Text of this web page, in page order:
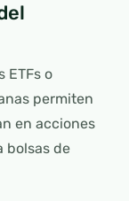
ETFs o
permiten
en acciones
bolsas de